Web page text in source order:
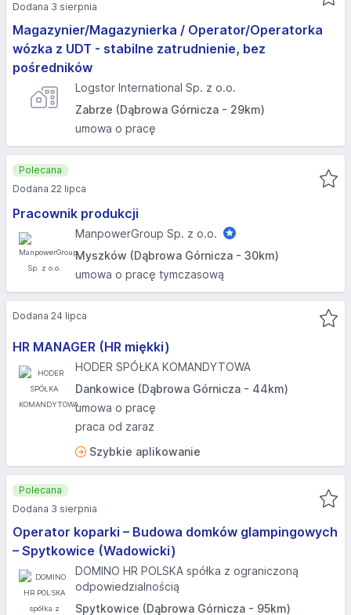
Magazynier/Magazynierka / Operator/Operatorka
wózka z UDT - stabilne zatrudnienie, bez
pośredników
Logstor International Sp. z o.o.
Zabrze (Dąbrowa Górnicza - 29km)
umowa o pracę
Dodana 3 sierpnia
Pracownik produkcji
ManpowerGroup Sp. z o.o.
Myszków (Dąbrowa Górnicza - 30km)
umowa o pracę tymczasową
Polecana
Dodana 22 lipca
HR MANAGER (HR miękki)
HODER SPÓŁKA KOMANDYTOWA
Dankowice (Dąbrowa Górnicza - 44km)
umowa o pracę
praca od zaraz
Szybkie aplikowanie
Dodana 24 lipca
Operator koparki – Budowa domków glampingowych
– Spytkowice (Wadowicki)
DOMINO HR POLSKA spółka z ograniczoną
odpowiedzialnością
Spytkowice (Dąbrowa Górnicza - 95km)
Polecana
Dodana 3 sierpnia